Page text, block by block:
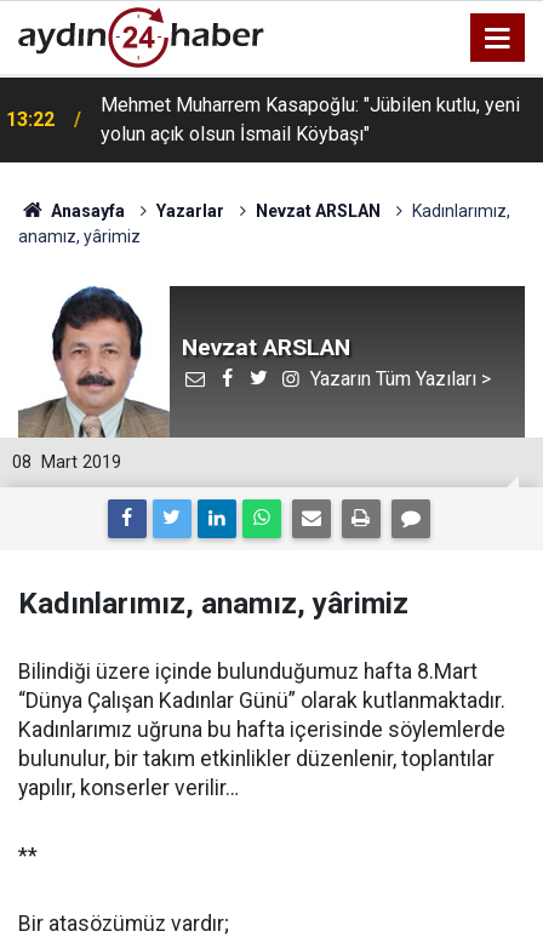
13:22
Mehmet Muharrem Kasapoğlu: "Jübilen kutlu, yeni
yolun açık olsun İsmail Köybaşı"
Anasayfa Yazarlar Nevzat ARSLAN
Kadınlarımız,
anamız, yârimiz
Nevzat ARSLAN
Yazarın Tüm Yazıları >
08 Mart 2019
Kadınlarımız, anamız, yârimiz
Bilindiği üzere içinde bulunduğumuz hafta 8.Mart
“Dünya Çalışan Kadınlar Günü” olarak kutlanmaktadır.
Kadınlarımız uğruna bu hafta içerisinde söylemlerde
bulunulur, bir takım etkinlikler düzenlenir, toplantılar
yapılır, konserler verilir…
**
Bir atasözümüz vardır;